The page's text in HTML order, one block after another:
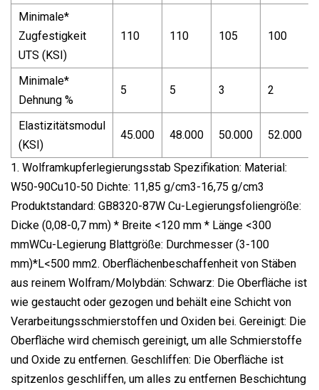
Minimale*
Zugfestigkeit
UTS (KSI)
110 110 105 100
Minimale*
Dehnung %
5 5 3 2
Elastizitätsmodul
(KSI)
45.000 48.000 50.000 52.000
1. Wolframkupferlegierungsstab Spezifikation: Material:
W50-90Cu10-50 Dichte: 11,85 g/cm3-16,75 g/cm3
Produktstandard: GB8320-87W Cu-Legierungsfoliengröße:
Dicke (0,08-0,7 mm) * Breite <120 mm * Länge <300
mmWCu-Legierung Blattgröße: Durchmesser (3-100
mm)*L<500 mm2. Oberflächenbeschaffenheit von Stäben
aus reinem Wolfram/Molybdän: Schwarz: Die Oberfläche ist
wie gestaucht oder gezogen und behält eine Schicht von
Verarbeitungsschmierstoffen und Oxiden bei. Gereinigt: Die
Oberfläche wird chemisch gereinigt, um alle Schmierstoffe
und Oxide zu entfernen. Geschliffen: Die Oberfläche ist
spitzenlos geschliffen, um alles zu entfernen Beschichtung